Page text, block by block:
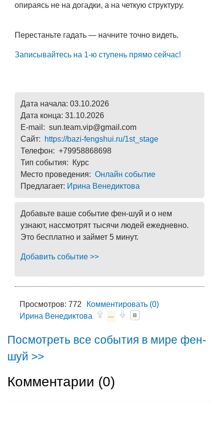
опираясь не на догадки, а на четкую структуру.
Перестаньте гадать — начните точно видеть.
Записывайтесь на 1-ю ступень прямо сейчас!
Дата начала: 03.10.2026
Дата конца: 31.10.2026
E-mail: sun.team.vip@gmail.com
Сайт:
https://bazi-fengshui.ru/1st_stage
Телефон: +79958868698
Тип события: Курс
Место проведения: Онлайн событие
Предлагает: Ирина Венедиктова
Добавьте ваше событие фен-шуй и о нем
узнают, нассмотрят тысячи людей ежедневно.
Это бесплатно и займет 5 минут.
Добавить событие >>
Просмотров: 772
Комментировать (0)
Ирина Венедиктова
—
Посмотреть все события в мире фен-
шуй >>
Комментарии (0)